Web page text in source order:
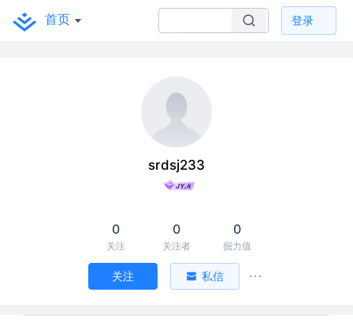
首页 登录
srdsj233
0
关注
0
关注者
0
掘力值
关注 私信